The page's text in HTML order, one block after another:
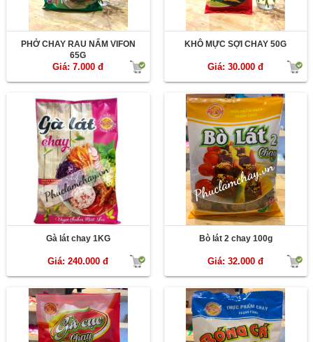
PHỞ CHAY RAU NẤM VIFON
65G
Giá: 7.000 đ
KHÔ MỰC SỢI CHAY 50G
Giá: 30.000 đ
Gà lát chay 1KG
Giá: 240.000 đ
Bò lát 2 chay 100g
Giá: 32.000 đ